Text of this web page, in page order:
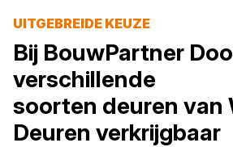
UITGEBREIDE KEUZE
Bij BouwPartner
verschillende
soorten deuren van
Deuren verkrijgbaar